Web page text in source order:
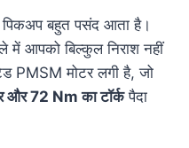
बहुत पसंद आता है।
आपको बिल्कुल निराश नहीं
PMSM मोटर लगी है, जो
और 72 Nm का टॉर्कपैदा